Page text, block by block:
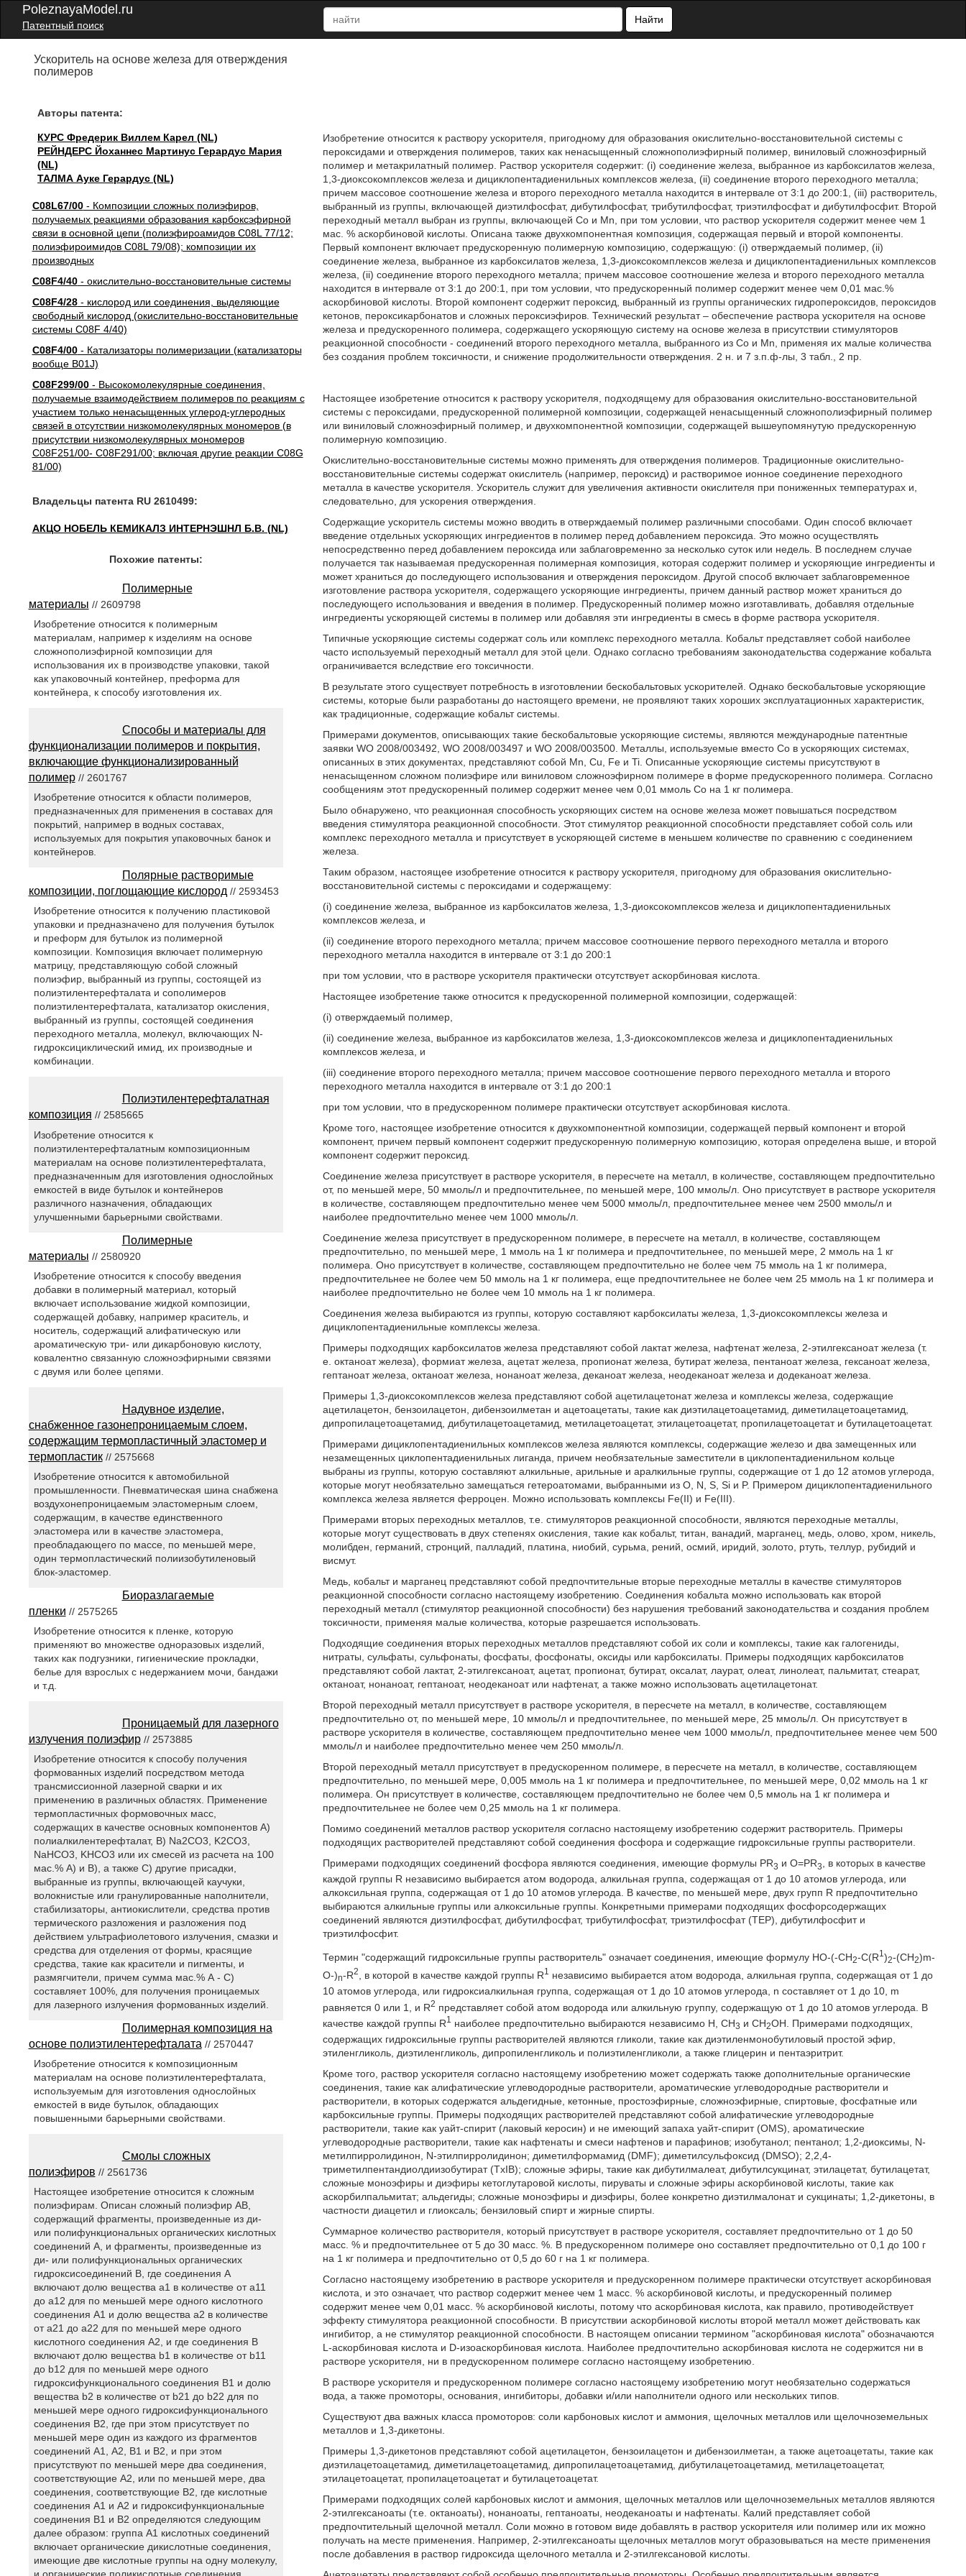
PoleznayaModel.ru
Патентный поиск
Найти
Ускоритель на основе железа для отверждения
полимеров
Авторы патента:
КУРС Фредерик Виллем Карел (NL)
РЕЙНДЕРС Йоханнес Мартинус Герардус Мария
(NL)
ТАЛМА Ауке Герардус (NL)
C08L67/00- Композиции сложных полиэфиров,
получаемых реакциями образования карбоксэфирной
связи в основной цепи (полиэфироамидов C08L 77/12;
полиэфироимидов C08L 79/08); композиции их
производных
C08F4/40- окислительно-восстановительные системы
C08F4/28- кислород или соединения, выделяющие
свободный кислород (окислительно-восстановительные
системы C08F 4/40)
C08F4/00- Катализаторы полимеризации (катализаторы
вообще B01J)
C08F299/00- Высокомолекулярные соединения,
получаемые взаимодействием полимеров по реакциям с
участием только ненасыщенных углерод-углеродных
связей в отсутствии низкомолекулярных мономеров (в
присутствии низкомолекулярных мономеров
C08F251/00- C08F291/00; включая другие реакции C08G
81/00)
Владельцы патента RU 2610499:
АКЦО НОБЕЛЬ КЕМИКАЛЗ ИНТЕРНЭШНЛ Б.В. (NL)
Изобретение относится к раствору ускорителя, пригодному для образования окислительно-восстановительной системы с
пероксидами и отверждения полимеров, таких как ненасыщенный сложнополиэфирный полимер, виниловый сложноэфирный
полимер и метакрилатный полимер. Раствор ускорителя содержит: (i) соединение железа, выбранное из карбоксилатов железа,
1,3-диоксокомплексов железа и дициклопентадиенильных комплексов железа, (ii) соединение второго переходного металла;
причем массовое соотношение железа и второго переходного металла находится в интервале от 3:1 до 200:1, (iii) растворитель,
выбранный из группы, включающей диэтилфосфат, дибутилфосфат, трибутилфосфат, триэтилфосфат и дибутилфосфит. Второй
переходный металл выбран из группы, включающей Со и Mn, при том условии, что раствор ускорителя содержит менее чем 1
мас. % аскорбиновой кислоты. Описана также двухкомпонентная композиция, содержащая первый и второй компоненты.
Первый компонент включает предускоренную полимерную композицию, содержащую: (i) отверждаемый полимер, (ii)
соединение железа, выбранное из карбоксилатов железа, 1,3-диоксокомплексов железа и дициклопентадиенильных комплексов
железа, (ii) соединение второго переходного металла; причем массовое соотношение железа и второго переходного металла
находится в интервале от 3:1 до 200:1, при том условии, что предускоренный полимер содержит менее чем 0,01 мас.%
аскорбиновой кислоты. Второй компонент содержит пероксид, выбранный из группы органических гидропероксидов, пероксидов
кетонов, пероксикарбонатов и сложных пероксиэфиров. Технический результат – обеспечение раствора ускорителя на основе
железа и предускоренного полимера, содержащего ускоряющую систему на основе железа в присутствии стимуляторов
реакционной способности - соединений второго переходного металла, выбранного из Co и Mn, применяя их малые количества
без создания проблем токсичности, и снижение продолжительности отверждения. 2 н. и 7 з.п.ф-лы, 3 табл., 2 пр.
Настоящее изобретение относится к раствору ускорителя, подходящему для образования окислительно-восстановительной
системы с пероксидами, предускоренной полимерной композиции, содержащей ненасыщенный сложнополиэфирный полимер
или виниловый сложноэфирный полимер, и двухкомпонентной композиции, содержащей вышеупомянутую предускоренную
полимерную композицию.
Окислительно-восстановительные системы можно применять для отверждения полимеров. Традиционные окислительно-
восстановительные системы содержат окислитель (например, пероксид) и растворимое ионное соединение переходного
металла в качестве ускорителя. Ускоритель служит для увеличения активности окислителя при пониженных температурах и,
следовательно, для ускорения отверждения.
Содержащие ускоритель системы можно вводить в отверждаемый полимер различными способами. Один способ включает
введение отдельных ускоряющих ингредиентов в полимер перед добавлением пероксида. Это можно осуществлять
непосредственно перед добавлением пероксида или заблаговременно за несколько суток или недель. В последнем случае
получается так называемая предускоренная полимерная композиция, которая содержит полимер и ускоряющие ингредиенты и
может храниться до последующего использования и отверждения пероксидом. Другой способ включает заблаговременное
изготовление раствора ускорителя, содержащего ускоряющие ингредиенты, причем данный раствор может храниться до
последующего использования и введения в полимер. Предускоренный полимер можно изготавливать, добавляя отдельные
ингредиенты ускоряющей системы в полимер или добавляя эти ингредиенты в смесь в форме раствора ускорителя.
Типичные ускоряющие системы содержат соль или комплекс переходного металла. Кобальт представляет собой наиболее
часто используемый переходный металл для этой цели. Однако согласно требованиям законодательства содержание кобальта
ограничивается вследствие его токсичности.
В результате этого существует потребность в изготовлении бескобальтовых ускорителей. Однако бескобальтовые ускоряющие
системы, которые были разработаны до настоящего времени, не проявляют таких хороших эксплуатационных характеристик,
как традиционные, содержащие кобальт системы.
Примерами документов, описывающих такие бескобальтовые ускоряющие системы, являются международные патентные
заявки WO 2008/003492, WO 2008/003497 и WO 2008/003500. Металлы, используемые вместо Co в ускоряющих системах,
описанных в этих документах, представляют собой Mn, Cu, Fe и Ti. Описанные ускоряющие системы присутствуют в
ненасыщенном сложном полиэфире или виниловом сложноэфирном полимере в форме предускоренного полимера. Согласно
сообщениям этот предускоренный полимер содержит менее чем 0,01 ммоль Co на 1 кг полимера.
Было обнаружено, что реакционная способность ускоряющих систем на основе железа может повышаться посредством
введения стимулятора реакционной способности. Этот стимулятор реакционной способности представляет собой соль или
комплекс переходного металла и присутствует в ускоряющей системе в меньшем количестве по сравнению с соединением
железа.
Таким образом, настоящее изобретение относится к раствору ускорителя, пригодному для образования окислительно-
восстановительной системы с пероксидами и содержащему:
(i) соединение железа, выбранное из карбоксилатов железа, 1,3-диоксокомплексов железа и дициклопентадиенильных
комплексов железа, и
(ii) соединение второго переходного металла; причем массовое соотношение первого переходного металла и второго
переходного металла находится в интервале от 3:1 до 200:1
при том условии, что в растворе ускорителя практически отсутствует аскорбиновая кислота.
Настоящее изобретение также относится к предускоренной полимерной композиции, содержащей:
(i) отверждаемый полимер,
(ii) соединение железа, выбранное из карбоксилатов железа, 1,3-диоксокомплексов железа и дициклопентадиенильных
комплексов железа, и
(iii) соединение второго переходного металла; причем массовое соотношение первого переходного металла и второго
переходного металла находится в интервале от 3:1 до 200:1
при том условии, что в предускоренном полимере практически отсутствует аскорбиновая кислота.
Кроме того, настоящее изобретение относится к двухкомпонентной композиции, содержащей первый компонент и второй
компонент, причем первый компонент содержит предускоренную полимерную композицию, которая определена выше, и второй
компонент содержит пероксид.
Соединение железа присутствует в растворе ускорителя, в пересчете на металл, в количестве, составляющем предпочтительно
от, по меньшей мере, 50 ммоль/л и предпочтительнее, по меньшей мере, 100 ммоль/л. Оно присутствует в растворе ускорителя
в количестве, составляющем предпочтительно менее чем 5000 ммоль/л, предпочтительнее менее чем 2500 ммоль/л и
наиболее предпочтительно менее чем 1000 ммоль/л.
Соединение железа присутствует в предускоренном полимере, в пересчете на металл, в количестве, составляющем
предпочтительно, по меньшей мере, 1 ммоль на 1 кг полимера и предпочтительнее, по меньшей мере, 2 ммоль на 1 кг
полимера. Оно присутствует в количестве, составляющем предпочтительно не более чем 75 ммоль на 1 кг полимера,
предпочтительнее не более чем 50 ммоль на 1 кг полимера, еще предпочтительнее не более чем 25 ммоль на 1 кг полимера и
наиболее предпочтительно не более чем 10 ммоль на 1 кг полимера.
Соединения железа выбираются из группы, которую составляют карбоксилаты железа, 1,3-диоксокомплексы железа и
дициклопентадиенильные комплексы железа.
Примеры подходящих карбоксилатов железа представляют собой лактат железа, нафтенат железа, 2-этилгексаноат железа (т.
е. октаноат железа), формиат железа, ацетат железа, пропионат железа, бутират железа, пентаноат железа, гексаноат железа,
гептаноат железа, октаноат железа, нонаноат железа, деканоат железа, неодеканоат железа и додеканоат железа.
Примеры 1,3-диоксокомплексов железа представляют собой ацетилацетонат железа и комплексы железа, содержащие
ацетилацетон, бензоилацетон, дибензоилметан и ацетоацетаты, такие как диэтилацетоацетамид, диметилацетоацетамид,
дипропилацетоацетамид, дибутилацетоацетамид, метилацетоацетат, этилацетоацетат, пропилацетоацетат и бутилацетоацетат.
Примерами дициклопентадиенильных комплексов железа являются комплексы, содержащие железо и два замещенных или
незамещенных циклопентадиенильных лиганда, причем необязательные заместители в циклопентадиенильном кольце
выбраны из группы, которую составляют алкильные, арильные и аралкильные группы, содержащие от 1 до 12 атомов углерода,
которые могут необязательно замещаться гетероатомами, выбранными из O, N, S, Si и P. Примером дициклопентадиенильного
комплекса железа является ферроцен. Можно использовать комплексы Fe(II) и Fe(III).
Примерами вторых переходных металлов, т.е. стимуляторов реакционной способности, являются переходные металлы,
которые могут существовать в двух степенях окисления, такие как кобальт, титан, ванадий, марганец, медь, олово, хром, никель,
молибден, германий, стронций, палладий, платина, ниобий, сурьма, рений, осмий, иридий, золото, ртуть, теллур, рубидий и
висмут.
Медь, кобальт и марганец представляют собой предпочтительные вторые переходные металлы в качестве стимуляторов
реакционной способности согласно настоящему изобретению. Соединения кобальта можно использовать как второй
переходный металл (стимулятор реакционной способности) без нарушения требований законодательства и создания проблем
токсичности, применяя малые количества, которые разрешается использовать.
Подходящие соединения вторых переходных металлов представляют собой их соли и комплексы, такие как галогениды,
нитраты, сульфаты, сульфонаты, фосфаты, фосфонаты, оксиды или карбоксилаты. Примеры подходящих карбоксилатов
представляют собой лактат, 2-этилгексаноат, ацетат, пропионат, бутират, оксалат, лаурат, олеат, линолеат, пальмитат, стеарат,
октаноат, нонаноат, гептаноат, неодеканоат или нафтенат, а также можно использовать ацетилацетонат.
Второй переходный металл присутствует в растворе ускорителя, в пересчете на металл, в количестве, составляющем
предпочтительно от, по меньшей мере, 10 ммоль/л и предпочтительнее, по меньшей мере, 25 ммоль/л. Он присутствует в
растворе ускорителя в количестве, составляющем предпочтительно менее чем 1000 ммоль/л, предпочтительнее менее чем 500
ммоль/л и наиболее предпочтительно менее чем 250 ммоль/л.
Второй переходный металл присутствует в предускоренном полимере, в пересчете на металл, в количестве, составляющем
предпочтительно, по меньшей мере, 0,005 ммоль на 1 кг полимера и предпочтительнее, по меньшей мере, 0,02 ммоль на 1 кг
полимера. Он присутствует в количестве, составляющем предпочтительно не более чем 0,5 ммоль на 1 кг полимера и
предпочтительнее не более чем 0,25 ммоль на 1 кг полимера.
Помимо соединений металлов раствор ускорителя согласно настоящему изобретению содержит растворитель. Примеры
подходящих растворителей представляют собой соединения фосфора и содержащие гидроксильные группы растворители.
Примерами подходящих соединений фосфора являются соединения, имеющие формулы PR3 и O=PR3
, в которых в качестве
каждой группы R независимо выбирается атом водорода, алкильная группа, содержащая от 1 до 10 атомов углерода, или
алкоксильная группа, содержащая от 1 до 10 атомов углерода. В качестве, по меньшей мере, двух групп R предпочтительно
выбираются алкильные группы или алкоксильные группы. Конкретными примерами подходящих фосфорсодержащих
соединений являются диэтилфосфат, дибутилфосфат, трибутилфосфат, триэтилфосфат (TEP), дибутилфосфит и
триэтилфосфит.
Термин "содержащий гидроксильные группы растворитель" означает соединения, имеющие формулу HO-(-CH2-C(R1)2-(CH2)m-
O-)n-R2 , в которой в качестве каждой группы R1
независимо выбирается атом водорода, алкильная группа, содержащая от 1 до
10 атомов углерода, или гидроксиалкильная группа, содержащая от 1 до 10 атомов углерода, n составляет от 1 до 10, m
равняется 0 или 1, и R2 представляет собой атом водорода или алкильную группу, содержащую от 1 до 10 атомов углерода. В
качестве каждой группы R1 наиболее предпочтительно выбираются независимо H, CH3 и CH2OH. Примерами подходящих,
содержащих гидроксильные группы растворителей являются гликоли, такие как диэтиленмонобутиловый простой эфир,
этиленгликоль, диэтиленгликоль, дипропиленгликоль и полиэтиленгликоли, а также глицерин и пентаэритрит.
Кроме того, раствор ускорителя согласно настоящему изобретению может содержать также дополнительные органические
соединения, такие как алифатические углеводородные растворители, ароматические углеводородные растворители и
растворители, в которых содержатся альдегидные, кетонные, простоэфирные, сложноэфирные, спиртовые, фосфатные или
карбоксильные группы. Примеры подходящих растворителей представляют собой алифатические углеводородные
растворители, такие как уайт-спирит (лаковый керосин) и не имеющий запаха уайт-спирит (OMS), ароматические
углеводородные растворители, такие как нафтенаты и смеси нафтенов и парафинов; изобутанол; пентанол; 1,2-диоксимы, N-
метилпирролидинон, N-этилпирролидинон; диметилформамид (DMF); диметилсульфоксид (DMSO); 2,2,4-
триметилпентандиолдиизобутират (TxIB); сложные эфиры, такие как дибутилмалеат, дибутилсукцинат, этилацетат, бутилацетат,
сложные моноэфиры и диэфиры кетоглутаровой кислоты, пируваты и сложные эфиры аскорбиновой кислоты, такие как
аскорбилпальмитат; альдегиды; сложные моноэфиры и диэфиры, более конкретно диэтилмалонат и сукцинаты; 1,2-дикетоны, в
частности диацетил и глиоксаль; бензиловый спирт и жирные спирты.
Суммарное количество растворителя, который присутствует в растворе ускорителя, составляет предпочтительно от 1 до 50
масс. % и предпочтительнее от 5 до 30 масс. %. В предускоренном полимере оно составляет предпочтительно от 0,1 до 100 г
на 1 кг полимера и предпочтительно от 0,5 до 60 г на 1 кг полимера.
Согласно настоящему изобретению в растворе ускорителя и предускоренном полимере практически отсутствует аскорбиновая
кислота, и это означает, что раствор содержит менее чем 1 масс. % аскорбиновой кислоты, и предускоренный полимер
содержит менее чем 0,01 масс. % аскорбиновой кислоты, потому что аскорбиновая кислота, как правило, противодействует
эффекту стимулятора реакционной способности. В присутствии аскорбиновой кислоты второй металл может действовать как
ингибитор, а не стимулятор реакционной способности. В настоящем описании термином "аскорбиновая кислота" обозначаются
L-аскорбиновая кислота и D-изоаскорбиновая кислота. Наиболее предпочтительно аскорбиновая кислота не содержится ни в
растворе ускорителя, ни в предускоренном полимере согласно настоящему изобретению.
В растворе ускорителя и предускоренном полимере согласно настоящему изобретению могут необязательно содержаться
вода, а также промоторы, основания, ингибиторы, добавки и/или наполнители одного или нескольких типов.
Существуют два важных класса промоторов: соли карбоновых кислот и аммония, щелочных металлов или щелочноземельных
металлов и 1,3-дикетоны.
Примеры 1,3-дикетонов представляют собой ацетилацетон, бензоилацетон и дибензоилметан, а также ацетоацетаты, такие как
диэтилацетоацетамид, диметилацетоацетамид, дипропилацетоацетамид, дибутилацетоацетамид, метилацетоацетат,
этилацетоацетат, пропилацетоацетат и бутилацетоацетат.
Примерами подходящих солей карбоновых кислот и аммония, щелочных металлов или щелочноземельных металлов являются
2-этилгексаноаты (т.е. октаноаты), нонаноаты, гептаноаты, неодеканоаты и нафтенаты. Калий представляет собой
предпочтительный щелочной металл. Соли можно в готовом виде добавлять в раствор ускорителя или полимер или их можно
получать на месте применения. Например, 2-этилгексаноаты щелочных металлов могут образовываться на месте применения
после добавления в раствор гидроксида щелочного металла и 2-этилгексановой кислоты.
Похожие патенты:
Полимерные
материалы // 2609798
Изобретение относится к полимерным
материалам, например к изделиям на основе
сложнополиэфирной композиции для
использования их в производстве упаковки, такой
как упаковочный контейнер, преформа для
контейнера, к способу изготовления их.
Способы и материалы для
функционализации полимеров и покрытия,
включающие функционализированный
полимер// 2601767
Изобретение относится к области полимеров,
предназначенных для применения в составах для
покрытий, например в водных составах,
используемых для покрытия упаковочных банок и
контейнеров.
Полярные растворимые
композиции, поглощающие кислород// 2593453
Изобретение относится к получению пластиковой
упаковки и предназначено для получения бутылок
и преформ для бутылок из полимерной
композиции. Композиция включает полимерную
матрицу, представляющую собой сложный
полиэфир, выбранный из группы, состоящей из
полиэтилентерефталата и сополимеров
полиэтилентерефталата, катализатор окисления,
выбранный из группы, состоящей соединения
переходного металла, молекул, включающих N-
гидроксициклический имид, их производные и
комбинации.
Полиэтилентерефталатная
композиция // 2585665
Изобретение относится к
полиэтилентерефталатным композиционным
материалам на основе полиэтилентерефталата,
предназначенным для изготовления однослойных
емкостей в виде бутылок и контейнеров
различного назначения, обладающих
улучшенными барьерными свойствами.
Полимерные
материалы // 2580920
Изобретение относится к способу введения
добавки в полимерный материал, который
включает использование жидкой композиции,
содержащей добавку, например краситель, и
носитель, содержащий алифатическую или
ароматическую три- или дикарбоновую кислоту,
ковалентно связанную сложноэфирными связями
с двумя или более цепями.
Надувное изделие,
снабженное газонепроницаемым слоем,
содержащим термопластичный эластомер и
термопластик// 2575668
Изобретение относится к автомобильной
промышленности. Пневматическая шина снабжена
воздухонепроницаемым эластомерным слоем,
содержащим, в качестве единственного
эластомера или в качестве эластомера,
преобладающего по массе, по меньшей мере,
один термопластический полиизобутиленовый
блок-эластомер.
Биоразлагаемые
пленки // 2575265
Изобретение относится к пленке, которую
применяют во множестве одноразовых изделий,
таких как подгузники, гигиенические прокладки,
белье для взрослых с недержанием мочи, бандажи
и т.д.
Проницаемый для лазерного
излучения полиэфир// 2573885
Изобретение относится к способу получения
формованных изделий посредством метода
трансмиссионной лазерной сварки и их
применению в различных областях. Применение
термопластичных формовочных масс,
содержащих в качестве основных компонентов А)
полиалкилентерефталат, В) Na2CO3, K2CO3,
NaHCO3, KHCO3 или их смесей из расчета на 100
мас.% А) и В), а также C) другие присадки,
выбранные из группы, включающей каучуки,
волокнистые или гранулированные наполнители,
стабилизаторы, антиокислители, средства против
термического разложения и разложения под
действием ультрафиолетового излучения, смазки и
средства для отделения от формы, красящие
средства, такие как красители и пигменты, и
размягчители, причем сумма мас.% А - С)
составляет 100%, для получения проницаемых
для лазерного излучения формованных изделий.
Полимерная композиция на
основе полиэтилентерефталата// 2570447
Изобретение относится к композиционным
материалам на основе полиэтилентерефталата,
используемым для изготовления однослойных
емкостей в виде бутылок, обладающих
повышенными барьерными свойствами.
Смолы сложных
полиэфиров // 2561736
Настоящее изобретение относится к сложным
полиэфирам. Описан сложный полиэфир АВ,
содержащий фрагменты, произведенные из ди-
или полифункциональных органических кислотных
соединений А, и фрагменты, произведенные из
ди- или полифункциональных органических
гидроксисоединений В, где соединения А
включают долю вещества a1 в количестве от a11
до a12 для по меньшей мере одного кислотного
соединения А1 и долю вещества a2 в количестве
от a21 до a22 для по меньшей мере одного
кислотного соединения А2, и где соединения В
включают долю вещества b1 в количестве от b11
до b12 для по меньшей мере одного
гидроксифункционального соединения В1 и долю
вещества b2 в количестве от b21 до b22 для по
меньшей мере одного гидроксифункционального
соединения В2, где при этом присутствует по
меньшей мере один из каждого из фрагментов
соединений A1, А2, В1 и В2, и при этом
присутствуют по меньшей мере два соединения,
соответствующие А2, или по меньшей мере, два
соединения, соответствующие В2, где кислотные
соединения А1 и А2 и гидроксифункциональные
соединения В1 и В2 определяются следующим
далее образом: группа А1 кислотных соединений
включает органические дикислотные соединения,
имеющие две кислотные группы на одну молекулу,